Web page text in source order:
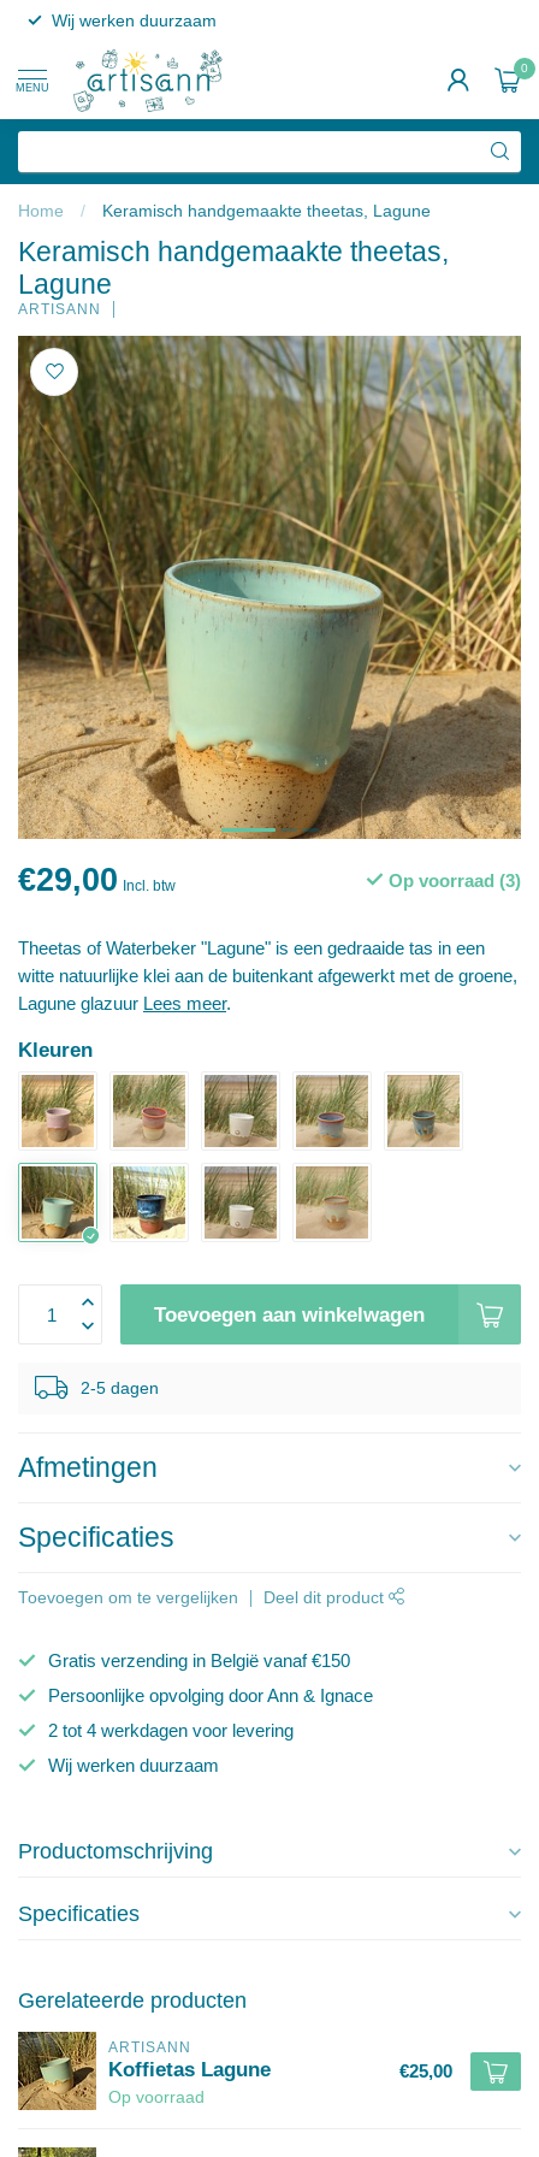
Wij werken duurzaam
MENU
0
Home / Keramisch handgemaakte theetas, Lagune
Keramisch handgemaakte theetas,
Lagune
ARTISANN
€29,00 Incl. btw Op voorraad (3)
Theetas of Waterbeker "Lagune" is een gedraaide tas in een
witte natuurlijke klei aan de buitenkant afgewerkt met de groene,
Lagune glazuur Lees meer.
Kleuren
Toevoegen aan winkelwagen
2-5 dagen
Afmetingen
Specificaties
Toevoegen om te vergelijken Deel dit product
Gratis verzending in België vanaf €150
Persoonlijke opvolging door Ann & Ignace
2 tot 4 werkdagen voor levering
Wij werken duurzaam
Productomschrijving
Specificaties
Gerelateerde producten
ARTISANN
Koffietas Lagune
Op voorraad
€25,00